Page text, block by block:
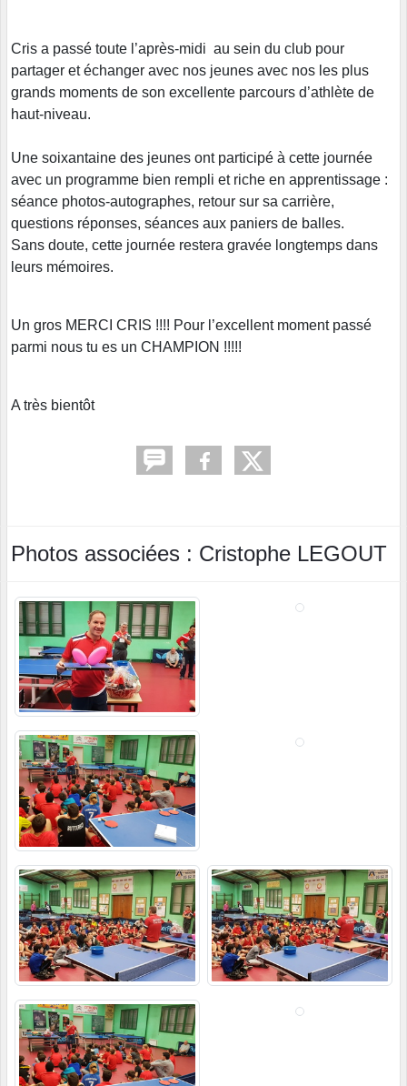
Cris a passé toute l’après-midi au sein du club pour
partager et échanger avec nos jeunes avec nos les plus
grands moments de son excellente parcours d’athlète de
haut-niveau.
Une soixantaine des jeunes ont participé à cette journée
avec un programme bien rempli et riche en apprentissage :
séance photos-autographes, retour sur sa carrière,
questions réponses, séances aux paniers de balles.
Sans doute, cette journée restera gravée longtemps dans
leurs mémoires.
Un gros MERCI CRIS !!!! Pour l’excellent moment passé
parmi nous tu es un CHAMPION !!!!!
A très bientôt
Photos associées : Cristophe LEGOUT